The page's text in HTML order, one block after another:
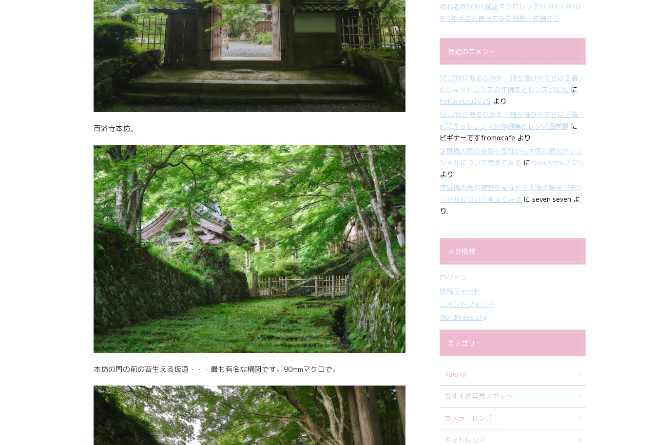
百済寺本坊。
本坊の門の前の苔生える坂道・・・最も有名な構図です。90mmマクロで。
初心者がSONY純正マクロレンズFE90F2.8MG
を1年半ほど使ってみた感想：作例あり
最近のコメント
SEL2860侮るなかれ：持ち運びやすさは正義！
α7Cキットレンズの作例集とレンズ沼問題 に
hokusetsu2025 より
SEL2860侮るなかれ：持ち運びやすさは正義！
α7Cキットレンズの作例集とレンズ沼問題 に
ビギナーですfromαcafe より
淀屋橋の雨の夜景を見ながら大阪の観光ポテン
シャルについて考えてみる に hokusetsu2025
より
淀屋橋の雨の夜景を見ながら大阪の観光ポテン
シャルについて考えてみる に seven seven よ
り
メタ情報
ログイン
投稿フィード
コメントフィード
WordPress.org
カテゴリー
Xperia
おすすめ写真スポット
カメラ・レンズ
キットレンズ